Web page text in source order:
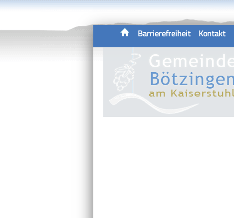
Barrierefreiheit Kontakt